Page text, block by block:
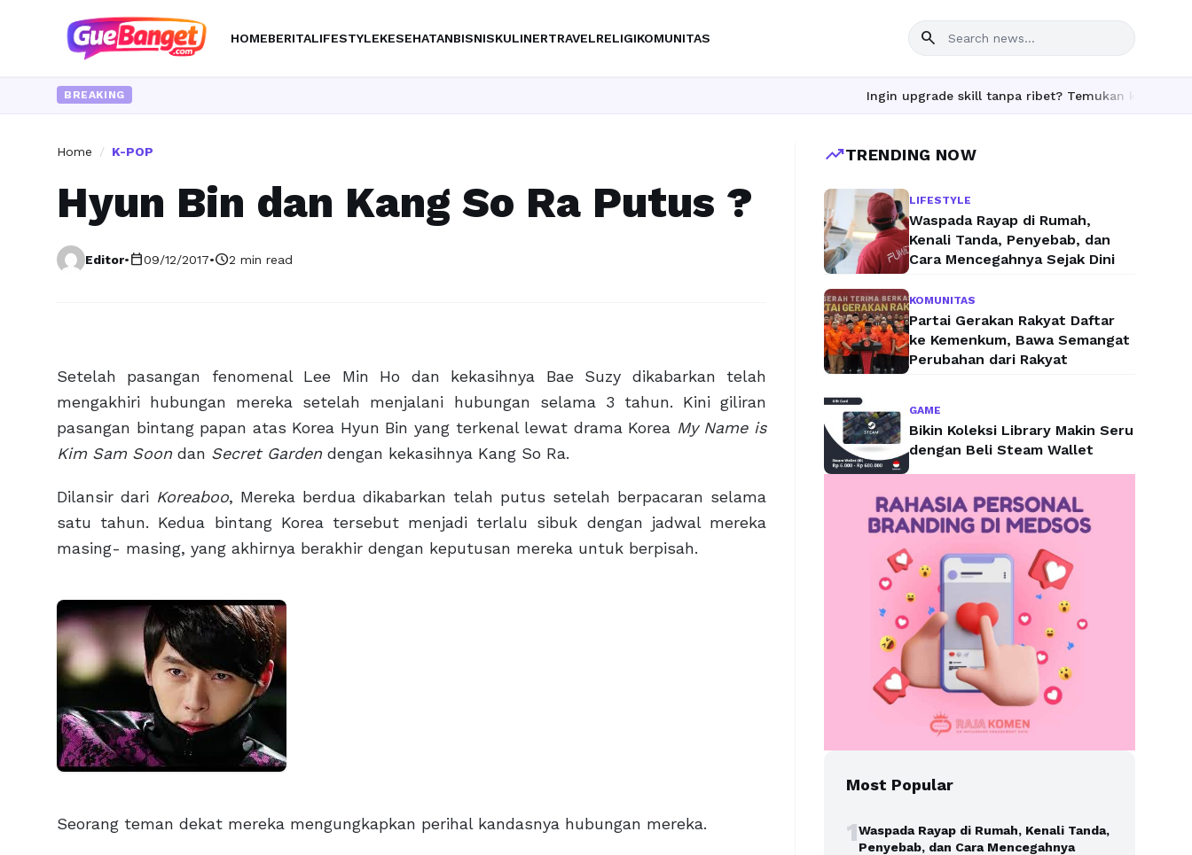
HOMEBERITALIFESTYLEKESEHATANBISNISKULINERTRAVELRELIGIKOMUNITAS search
BREAKING Ingin upgrade skill tanpa ribet? Temukan kelas seru dan
Home / K-POP
Hyun Bin dan Kang So Ra Putus ?
Editor•calendar_today09/12/2017•schedule2 min read
Setelah pasangan fenomenal Lee Min Ho dan kekasihnya Bae Suzy dikabarkan telah
mengakhiri hubungan mereka setelah menjalani hubungan selama 3 tahun. Kini giliran
pasangan bintang papan atas Korea Hyun Bin yang terkenal lewat drama Korea My Name is
Kim Sam Soon dan Secret Garden dengan kekasihnya Kang So Ra.
Dilansir dari Koreaboo, Mereka berdua dikabarkan telah putus setelah berpacaran selama
satu tahun. Kedua bintang Korea tersebut menjadi terlalu sibuk dengan jadwal mereka
masing- masing, yang akhirnya berakhir dengan keputusan mereka untuk berpisah.
Seorang teman dekat mereka mengungkapkan perihal kandasnya hubungan mereka.
trending_upTRENDING NOW
LIFESTYLE
Waspada Rayap di Rumah,
Kenali Tanda, Penyebab, dan
Cara Mencegahnya Sejak Dini
KOMUNITAS
Partai Gerakan Rakyat Daftar
ke Kemenkum, Bawa Semangat
Perubahan dari Rakyat
GAME
Bikin Koleksi Library Makin Seru
dengan Beli Steam Wallet
Most Popular
1Waspada Rayap di Rumah, Kenali Tanda,
Penyebab, dan Cara Mencegahnya